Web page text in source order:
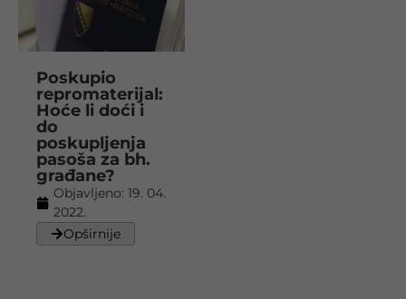
Poskupio
repromaterijal:
Hoće li doći i
do
poskupljenja
pasoša za bh.
građane?
Objavljeno: 19. 04.
2022.
Opširnije